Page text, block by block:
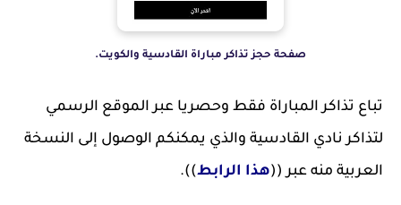
صفحة حجز تذاكر مباراة القادسية والكويت.
تباع تذاكر المباراة فقط وحصريا عبر الموقع الرسمي
لتذاكر نادي القادسية والذي يمكنكم الوصول إلى النسخة
العربية منه عبر ((هذا الرابط)).